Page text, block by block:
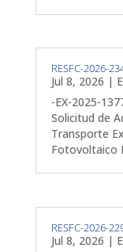
RESFC-2026-
Jul 8, 2026 |
-EX-2025-
Solicitud de
Transporte
Fotovoltaico
RESFC-2026-
Jul 8, 2026 |